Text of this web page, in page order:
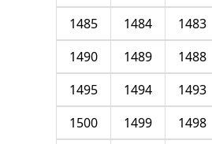
1483
1484
1485
1488
1489
1490
1493
1494
1495
1498
1499
1500